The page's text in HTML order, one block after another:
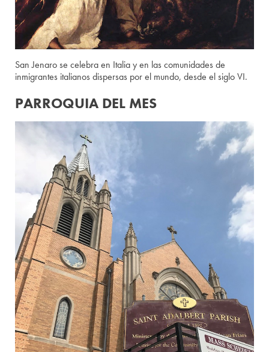
San Jenaro se celebra en Italia y en las comunidades de
inmigrantes italianos dispersas por el mundo, desde el siglo VI.
PARROQUIA DEL MES